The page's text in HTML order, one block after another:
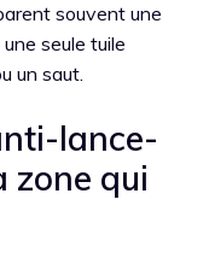
souvent une
seule tuile
un saut.
lance-
zone qui